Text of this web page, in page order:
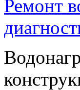
Ремонт